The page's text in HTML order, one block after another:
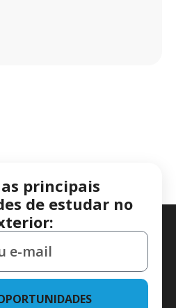
as principais
de estudar no